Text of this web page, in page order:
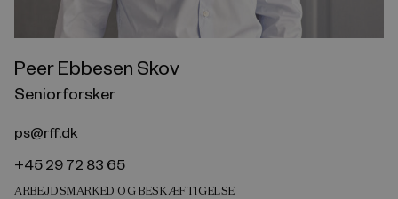
Peer Ebbesen Skov
Seniorforsker
ps@rff.dk
+45 29 72 83 65
ARBEJDSMARKED OG BESKÆFTIGELSE